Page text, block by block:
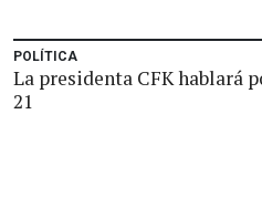
POLÍTICA
La presidenta CFK hablará
21